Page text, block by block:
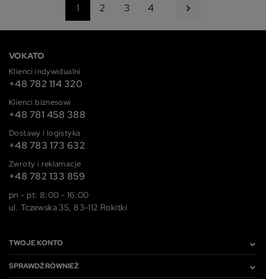
1 2 3 4 Następny

VOKATO
Klienci indywidualni
+48 782 114 320
Klienci biznesowi
+48 781 458 388
Dostawy i logistyka
+48 783 173 632
Zwroty i reklamacje
+48 782 133 859
pn - pt: 8:00 - 16:00
ul. Tczewska 35, 83-112 Rokitki
TWOJE KONTO
SPRAWDŹ RÓWNIEŻ